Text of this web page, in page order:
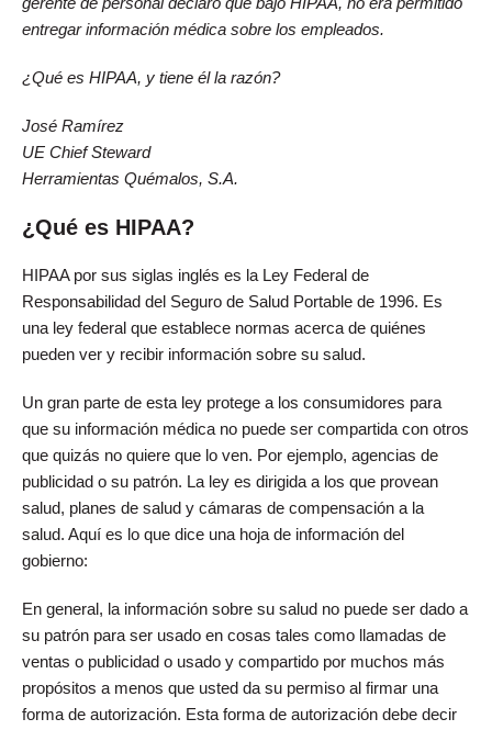
entregar información médica sobre los empleados.
¿Qué es HIPAA, y tiene él la razón?
José Ramírez
UE Chief Steward
Herramientas Quémalos, S.A.
¿Qué es HIPAA?
HIPAA por sus siglas inglés es la Ley Federal de
Responsabilidad del Seguro de Salud Portable de 1996. Es
una ley federal que establece normas acerca de quiénes
pueden ver y recibir información sobre su salud.
Un gran parte de esta ley protege a los consumidores para
que su información médica no puede ser compartida con otros
que quizás no quiere que lo ven. Por ejemplo, agencias de
publicidad o su patrón. La ley es dirigida a los que provean
salud, planes de salud y cámaras de compensación a la
salud. Aquí es lo que dice una hoja de información del
gobierno:
En general, la información sobre su salud no puede ser dado a
su patrón para ser usado en cosas tales como llamadas de
ventas o publicidad o usado y compartido por muchos más
propósitos a menos que usted da su permiso al firmar una
forma de autorización. Esta forma de autorización debe decir